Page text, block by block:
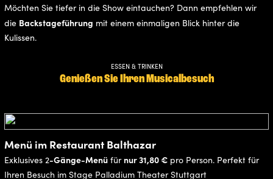
Möchten Sie tiefer in die Show eintauchen? Dann empfehlen wir
die Backstageführung mit einem einmaligen Blick hinter die
Kulissen.
ESSEN & TRINKEN
Genießen Sie Ihren Musicalbesuch
Menü im Restaurant Balthazar
Exklusives 2-Gänge-Menü für nur 31,80 € pro Person. Perfekt für
Ihren Besuch im Stage Palladium Theater Stuttgart